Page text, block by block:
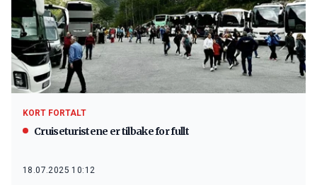
KORT FORTALT
Cruiseturistene er tilbake for fullt
18.07.2025 10:12